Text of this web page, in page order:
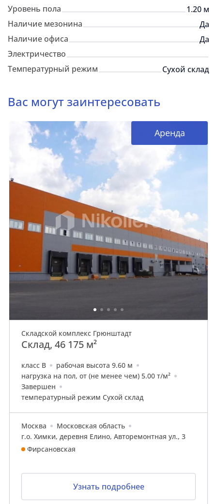
Уровень пола
1.20 м
Наличие мезонина
Да
Наличие офиса
Да
Электричество
Температурный режим
Сухой склад
Вас могут заинтересовать
Аренда
Складской комплекс Грюнштадт
Склад, 46 175 м²
класс B
рабочая высота 9.60 м
нагрузка на пол, от (не менее чем) 5.00 т/м²
Завершен
температурный режим Сухой склад
Москва
Московская область
г.о. Химки, деревня Елино, Авторемонтная ул., 3
Фирсановская
Узнать подробнее